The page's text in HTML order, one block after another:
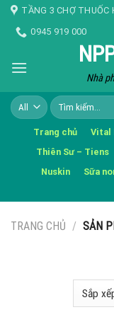
Skip TẦNG 3 CHỢ THUỐC
0945 919 000
Nhà
Tìm
kiếm:
Trang chủ Vital
Thiên Sư – Tiens
Nuskin
Sữa
TRANG CHỦ / SẢN